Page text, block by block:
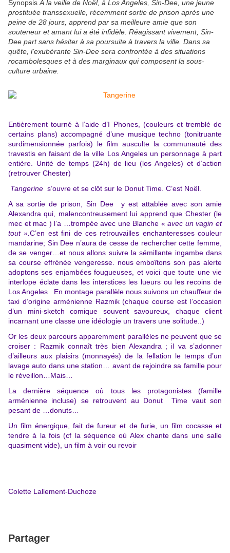
Synopsis À la veille de Noël, à Los Angeles, Sin-Dee, une jeune
prostituée transsexuelle, récemment sortie de prison après une
peine de 28 jours, apprend par sa meilleure amie que son
souteneur et amant lui a été infidèle. Réagissant vivement, Sin-
Dee part sans hésiter à sa poursuite à travers la ville. Dans sa
quête, l'exubérante Sin-Dee sera confrontée à des situations
rocambolesques et à des marginaux qui composent la sous-
culture urbaine.
Entièrement tourné à l’aide d’I Phones, (couleurs et tremblé de
certains plans) accompagné d’une musique techno (tonitruante
surdimensionnée parfois) le film ausculte la communauté des
travestis en faisant de la ville Los Angeles un personnage à part
entière. Unité de temps (24h) de lieu (los Angeles) et d’action
(retrouver Chester)
Tangerine s’ouvre et se clôt sur le Donut Time. C’est Noël.
A sa sortie de prison, Sin Dee y est attablée avec son amie
Alexandra qui, malencontreusement lui apprend que Chester (le
mec et mac ) l’a …trompée avec une Blanche «avec un vagin et
tout ».C’en est fini de ces retrouvailles enchanteresses couleur
mandarine; Sin Dee n’aura de cesse de rechercher cette femme,
de se venger…et nous allons suivre la sémillante ingambe dans
sa course effrénée vengeresse. nous emboîtons son pas alerte
adoptons ses enjambées fougueuses, et voici que toute une vie
interlope éclate dans les interstices les lueurs ou les recoins de
Los Angeles En montage parallèle nous suivons un chauffeur de
taxi d’origine arménienne Razmik (chaque course est l’occasion
d’un mini-sketch comique souvent savoureux, chaque client
incarnant une classe une idéologie un travers une solitude..)
Or les deux parcours apparemment parallèles ne peuvent que se
croiser : Razmik connaît très bien Alexandra ; il va s’adonner
d’ailleurs aux plaisirs (monnayés) de la fellation le temps d’un
lavage auto dans une station… avant de rejoindre sa famille pour
le réveillon…Mais…
La dernière séquence où tous les protagonistes (famille
arménienne incluse) se retrouvent au Donut Time vaut son
pesant de …donuts…
Un film énergique, fait de fureur et de furie, un film cocasse et
tendre à la fois (cf la séquence où Alex chante dans une salle
quasiment vide), un film à voir ou revoir
Colette Lallement-Duchoze
Partager